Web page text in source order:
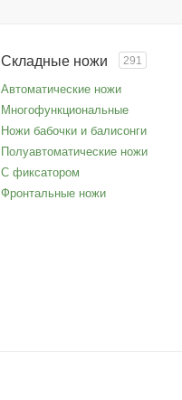
Складные ножи 291
Автоматические ножи
Многофункциональные
Ножи бабочки и балисонги
Полуавтоматические ножи
С фиксатором
Фронтальные ножи